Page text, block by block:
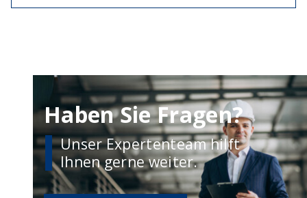
Haben Sie Fragen?
Unser Expertenteam hilft
Ihnen gerne weiter.